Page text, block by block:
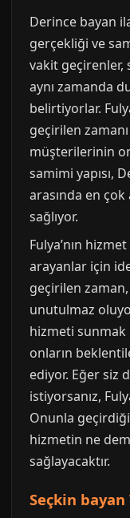
Derince bayan
gerçekliği ve
vakit geçirenler,
aynı zamanda
belirtiyorlar.
geçirilen
müşterilerinin
samimi yapısı,
arasında en
sağlıyor.
Fulya’nın
arayanlar için
geçirilen
unutulmaz
hizmeti
onların
ediyor. Eğer siz
istiyorsanız,
Onunla
hizmetin ne
sağlayacaktır.
Seçkin bayan